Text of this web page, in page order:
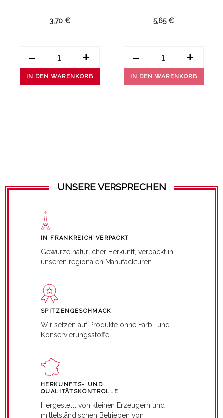
3,70 €
- +
IN DEN WARENKORB
5,65 €
- +
IN DEN WARENKORB
UNSERE VERSPRECHEN
IN FRANKREICH VERPACKT
Gewürze natürlicher Herkunft, verpackt in
unseren regionalen Manufackturen.
SPITZENGESCHMACK
Wir setzen auf Produkte ohne Farb- und
Konservierungsstoffe
HERKUNFTS- UND
QUALITÄTSKONTROLLE
Hergestellt von kleinen Erzeugern und
mittelständischen Betrieben von